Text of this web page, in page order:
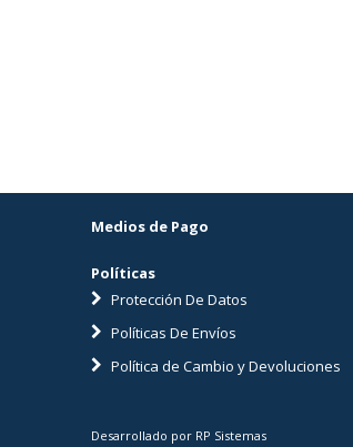
Medios de Pago
Políticas
Protección De Datos
Políticas De Envíos
Política de Cambio y Devoluciones
Desarrollado por RP Sistemas